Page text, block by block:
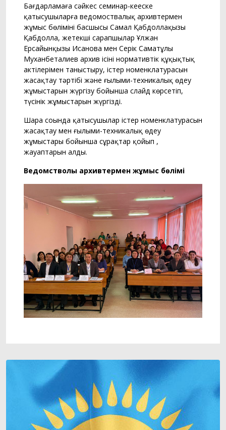
Бағдарламаға сәйкес семинар-кеңеске
қатысушыларға ведомоствалық архивтермен
жұмыс бөлімінің басшысы Самал Қабдоллақызы
Қабдолла, жетекші сарапшылар Ұлжан
Ерсайынқызы Исанова мен Серік Саматұлы
Муханбеталиев архив ісінің нормативтік құқықтық
актілерімен таныстыру, істер номенклатурасын
жасақтау тәртібі және ғылыми-техникалық өңдеу
жұмыстарын жүргізу бойынша слайд көрсетіп,
түсінік жұмыстарын жүргізді.
Шара соңында қатысушылар істер номенклатурасын
жасақтау мен ғылыми-техникалық өңдеу
жұмыстары бойынша сұрақтар қойып ,
жауаптарын алды.
Ведомстволық архивтермен жұмыс бөлімі